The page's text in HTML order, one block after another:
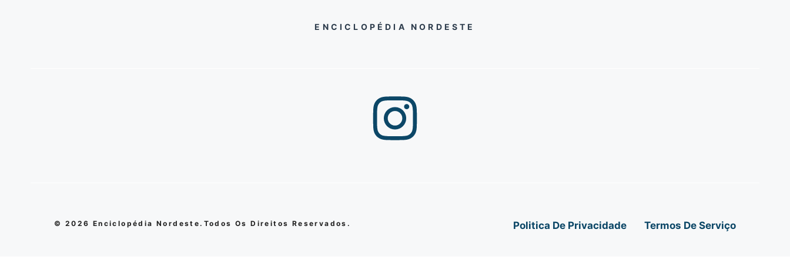
ENCICLOPÉDIA NORDESTE
© 2026 Enciclopédia Nordeste.Todos Os Direitos Reservados. Politica De Privacidade Termos De Serviço